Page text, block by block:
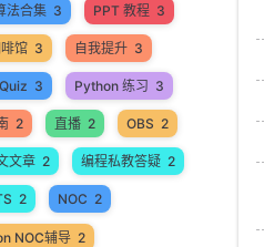
法合集 3 PPT 教程 3
馆 3 自我提升 3
3 Python 练习 3
2 直播 2 OBS 2
文章 2 编程私教答疑 2
2 NOC 2
NOC辅导 2